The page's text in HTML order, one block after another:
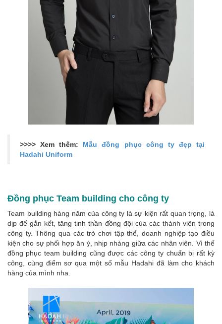
>>>> Xem thêm: Mẫu đồng phục công ty đẹp tại
Hadahi Uniform
Đồng phục Team building cho công ty
Team building hàng năm của công ty là sự kiện rất quan trọng, là
dịp để gắn kết, tăng tinh thần đồng đội của các thành viên trong
công ty. Thông qua các trò chơi tập thể, doanh nghiệp tạo điều
kiện cho sự phối hợp ăn ý, nhịp nhàng giữa các nhân viên. Vì thế
đồng phục team building cũng được các công ty chuẩn bị rất kỳ
công, cùng điểm sơ qua một số mẫu Hadahi đã làm cho khách
hàng của mình nha.